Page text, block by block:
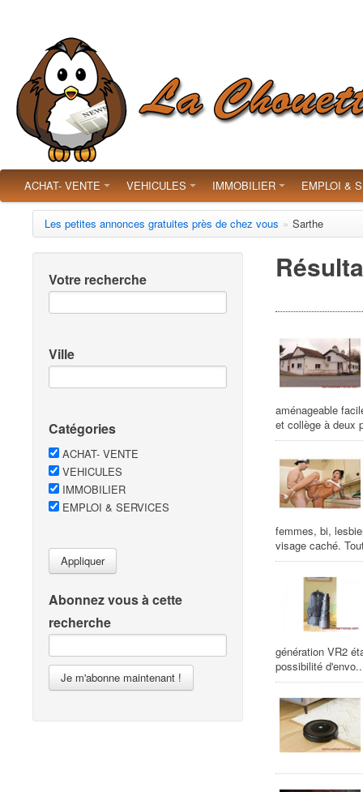
ACHAT- VENTE VEHICULES IMMOBILIER EMPLOI &
Les petites annonces gratuites près de chez vous » Sarthe
Votre recherche
Ville
Catégories
ACHAT- VENTE
VEHICULES
IMMOBILIER
EMPLOI & SERVICES
Appliquer
Abonnez vous à cette
recherche
Je m'abonne maintenant !
aménageable
et collège à deux
femmes, bi,
visage caché.
génération VR2
possibilité